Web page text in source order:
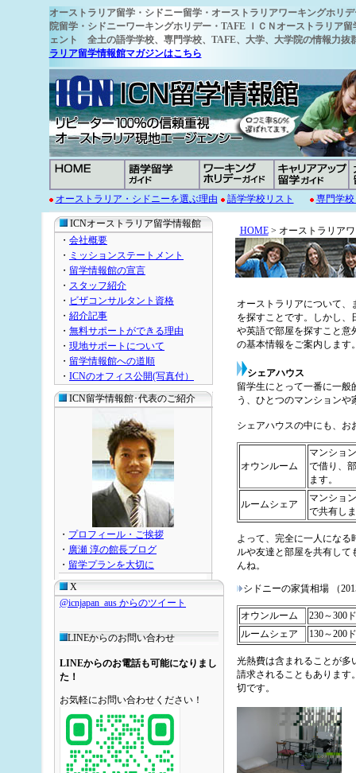
オーストラリア留学・シドニー留学・オーストラリアワーキングホリ
院留学・シドニーワーキングホリデー・TAFE ＩＣＮオーストラリア
ェント 全土の語学学校、専門学校、TAFE、大学、大学院の情報力
ラリア留学情報館マガジンはこちら
オーストラリア・シドニーを選ぶ理由 語学学校リスト 専門学
ICNオーストラリア留学情報館
・ 会社概要
・ ミッションステートメント
・ 留学情報館の宣言
・ スタッフ紹介
・ ビザコンサルタント資格
・ 紹介記事
・ 無料サポートができる理由
・ 現地サポートについて
・ 留学情報館への道順
・ ICNのオフィス公開(写真付）
ICN留学情報館･代表のご紹介
・ プロフィール・ご挨拶
・ 廣瀬 淳の館長ブログ
・ 留学プランを大切に
X
@icnjapan_aus からのツイート
LINEからのお問い合わせ
LINEからのお電話も可能になりまし
た！
お気軽にお問い合わせください！
HOME> オーストラリア
オーストラリアについて、
を探すことです。しかし、
や英語で部屋を探すこと意
の基本情報をご案内します
シェアハウス
留学生にとって一番に一般
う、ひとつのマンション
シェアハウスの中にも、お
オウンルーム
マンショ
で借り、
ます。
ルームシェア
マンショ
で共有し
よって、完全に一人になる
ルや友達と部屋を共有して
んね。
シドニーの家賃相場 （
オウンルーム
230～300
ルームシェア
130～200
光熱費は含まれることが多
請求されることもあります
切です。